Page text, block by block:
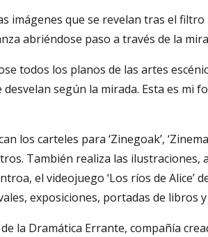
imágenes que se revelan tras el
abriéndose paso a través de la
todos los planos de las artes
según la mirada. Esta es mi
carteles para ‘Zinegoak’,
También realiza las
el videojuego ‘Los ríos de
exposiciones, portadas de libros
la Dramática Errante, compañía